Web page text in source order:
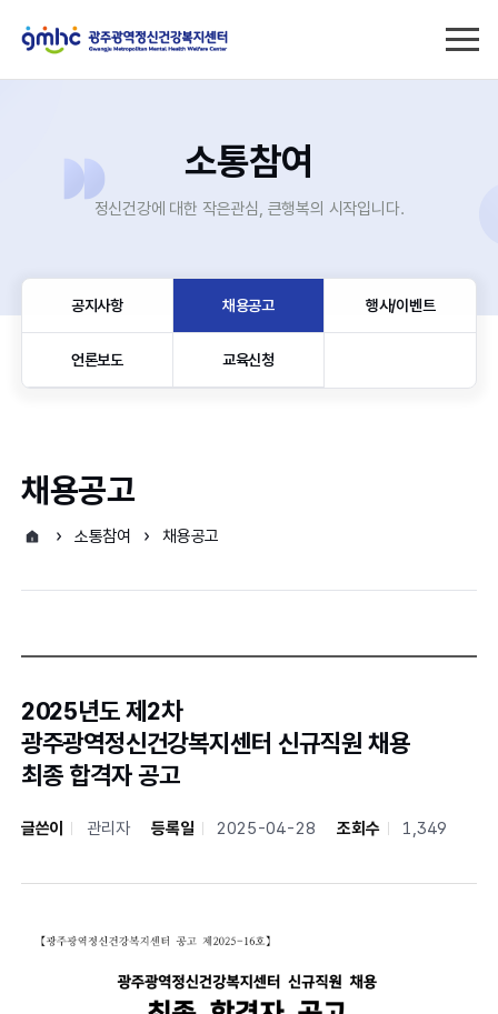
소통참여
정신건강에 대한 작은관심, 큰행복의 시작입니다.
공지사항 채용공고 행사/이벤트
언론보도 교육신청
채용공고
소통참여 채용공고
2025년도 제2차
광주광역정신건강복지센터 신규직원 채용
최종 합격자 공고
글쓴이 관리자 등록일 2025-04-28 조회수 1,349